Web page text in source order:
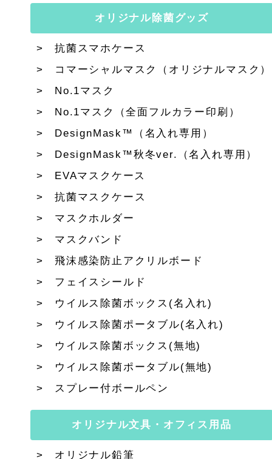
オリジナル除菌グッズ
抗菌スマホケース
コマーシャルマスク（オリジナルマスク）
No.1マスク
No.1マスク（全面フルカラー印刷）
DesignMask™（名入れ専用）
DesignMask™秋冬ver.（名入れ専用）
EVAマスクケース
抗菌マスクケース
マスクホルダー
マスクバンド
飛沫感染防止アクリルボード
フェイスシールド
ウイルス除菌ボックス(名入れ)
ウイルス除菌ポータブル(名入れ)
ウイルス除菌ボックス(無地)
ウイルス除菌ポータブル(無地)
スプレー付ボールペン
オリジナル文具・オフィス用品
オリジナル鉛筆